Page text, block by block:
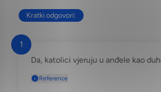
Kratki odgovori:
1
Da, katolici vjeruju u anđele kao
Reference